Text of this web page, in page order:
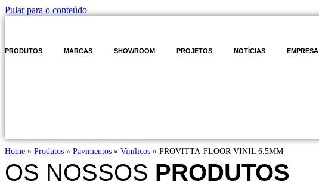
Pular para o conteúdo
PRODUTOS MARCAS SHOWROOM PROJETOS NOTÍCIAS EMPRESA
Home » Produtos » Pavimentos » Vinílicos » PROVITTA-FLOOR VINIL 6.5MM
OS NOSSOS PRODUTOS